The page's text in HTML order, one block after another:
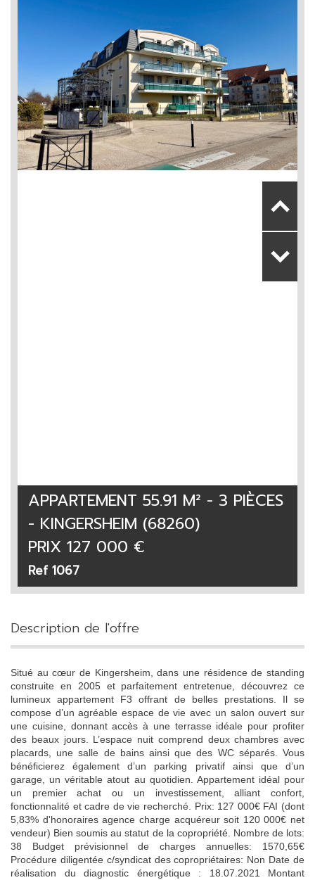
APPARTEMENT 55.91 M² - 3 PIÈCES
- KINGERSHEIM (68260)
PRIX 127 000 €
Ref 1067
description de l'offre
Situé au cœur de Kingersheim, dans une résidence de standing
construite en 2005 et parfaitement entretenue, découvrez ce
lumineux appartement F3 offrant de belles prestations. Il se
compose d’un agréable espace de vie avec un salon ouvert sur
une cuisine, donnant accès à une terrasse idéale pour profiter
des beaux jours. L’espace nuit comprend deux chambres avec
placards, une salle de bains ainsi que des WC séparés. Vous
bénéficierez également d’un parking privatif ainsi que d’un
garage, un véritable atout au quotidien. Appartement idéal pour
un premier achat ou un investissement, alliant confort,
fonctionnalité et cadre de vie recherché. Prix: 127 000€ FAI (dont
5,83% d'honoraires agence charge acquéreur soit 120 000€ net
vendeur) Bien soumis au statut de la copropriété. Nombre de lots:
38 Budget prévisionnel de charges annuelles: 1570,65€
Procédure diligentée c/syndicat des copropriétaires: Non Date de
réalisation du diagnostic énergétique : 18.07.2021 Montant